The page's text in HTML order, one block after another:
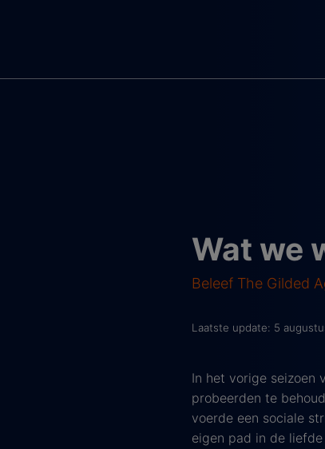
Wat we
Beleef The Gilded
Laatste update: 5
In het vorige seizoen
probeerden te
voerde een sociale
eigen pad in de